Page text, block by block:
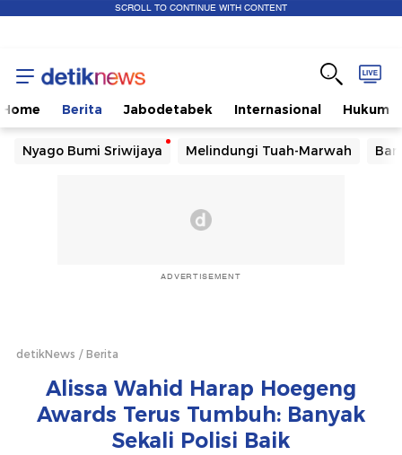
SCROLL TO CONTINUE WITH CONTENT
Home Berita Jabodetabek Internasional Hukum
Nyago Bumi Sriwijaya Melindungi Tuah-Marwah
ADVERTISEMENT
detikNews Berita
Alissa Wahid Harap Hoegeng
Awards Terus Tumbuh: Banyak
Sekali Polisi Baik